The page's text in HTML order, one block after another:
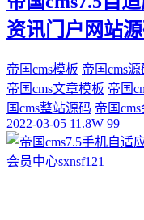
资讯门户网站
帝国cms模板 帝国cms源
帝国cms文章模板 帝国
国cms整站源码 帝国
2022-03-05 11.8W 99